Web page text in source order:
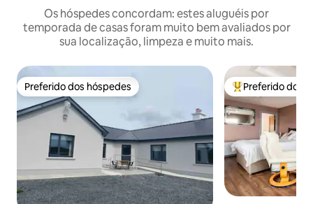
Os hóspedes concordam: estes aluguéis por
temporada de casas foram muito bem avaliados por
sua localização, limpeza e muito mais.
Preferido dos hóspedes
Preferido dos hóspedes Entre os
Preferido dos